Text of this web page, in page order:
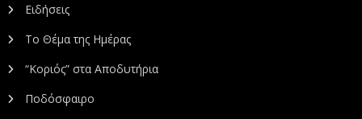
Ειδήσεις
Το Θέμα της Ημέρας
“Κοριός” στα Αποδυτήρια
Ποδόσφαιρο